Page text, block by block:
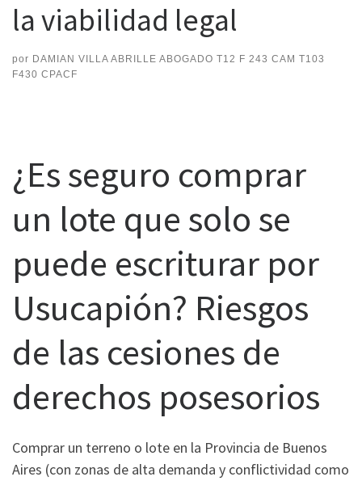
la viabilidad legal
por DAMIAN VILLA ABRILLE ABOGADO T12 F 243 CAM T103
F430 CPACF
¿Es seguro comprar
un lote que solo se
puede escriturar por
Usucapión? Riesgos
de las cesiones de
derechos posesorios
Comprar un terreno o lote en la Provincia de Buenos
Aires (con zonas de alta demanda y conflictividad como